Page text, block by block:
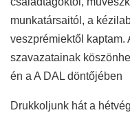
munkatársaitól, a
veszprémiektől kaptam.
szavazatainak
én a A DAL döntőjében
Drukkoljunk hát a